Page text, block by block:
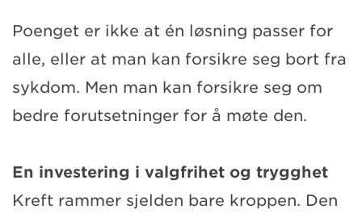
Poenget er ikke at én løsning passer for
alle, eller at man kan forsikre seg bort fra
sykdom. Men man kan forsikre seg om
bedre forutsetninger for å møte den.
En investering i valgfrihet og trygghet
Kreft rammer sjelden bare kroppen. Den